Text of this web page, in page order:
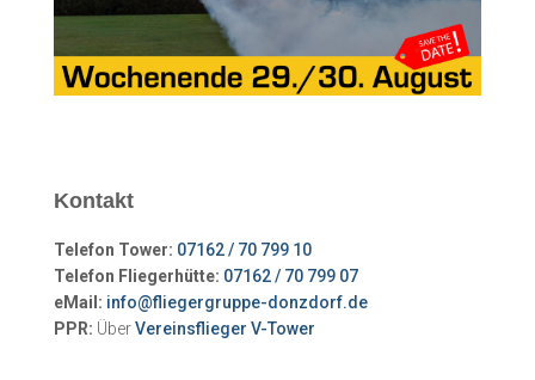
Kontakt
Telefon Tower: 07162 / 70 799 10
Telefon Fliegerhütte: 07162 / 70 799 07
eMail: info@fliegergruppe-donzdorf.de
PPR: ÜberVereinsflieger V-Tower